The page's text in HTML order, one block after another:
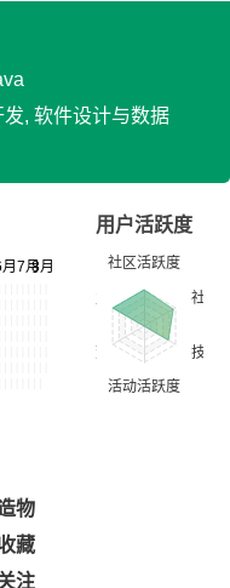
, 软件设计与数据
用户活跃度
物
藏
注